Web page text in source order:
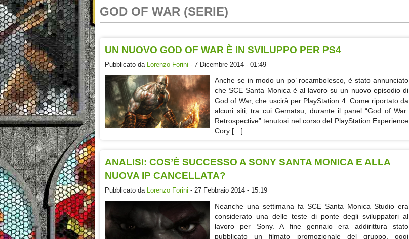
GOD OF WAR (SERIE)
UN NUOVO GOD OF WAR È IN SVILUPPO PER PS4
Pubblicato da Lorenzo Forini - 7 Dicembre 2014 - 01:49
Anche se in modo un po’ rocambolesco, è stato annunciato
che SCE Santa Monica è al lavoro su un nuovo episodio di
God of War, che uscirà per PlayStation 4. Come riportato da
alcuni siti, tra cui Gematsu, durante il panel “God of War:
Retrospective” tenutosi nel corso del PlayStation Experience
Cory […]
ANALISI: COS’È SUCCESSO A SONY SANTA MONICA E ALLA
NUOVA IP CANCELLATA?
Pubblicato da Lorenzo Forini - 27 Febbraio 2014 - 15:19
Neanche una settimana fa SCE Santa Monica Studio era
considerato una delle teste di ponte degli sviluppatori al
lavoro per Sony. A fine gennaio era addirittura stato
pubblicato un filmato promozionale del gruppo, oggi